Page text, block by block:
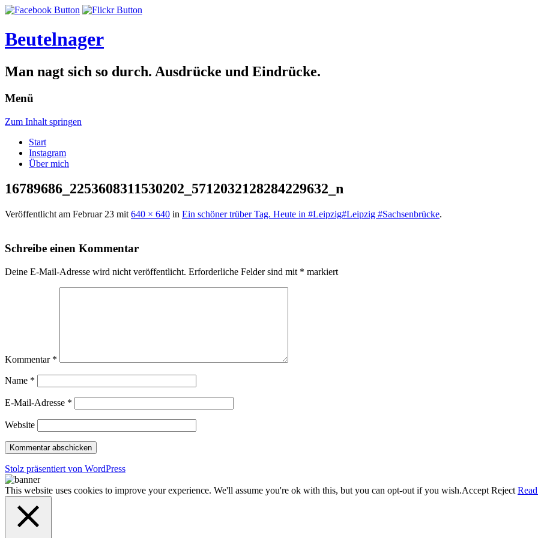
Beutelnager
Man nagt sich so durch. Ausdrücke und Eindrücke.
Menü
Zum Inhalt springen
Start
Instagram
Über mich
16789686_2253608311530202_5712032128284229632_n
Veröffentlicht am Februar 23 mit 640 × 640 in Ein schöner trüber Tag. Heute in #Leipzig#Leipzig #Sachsenbrücke.
Schreibe einen Kommentar
Deine E-Mail-Adresse wird nicht veröffentlicht. Erforderliche Felder sind mit * markiert
Kommentar *
Name *
E-Mail-Adresse *
Website
Stolz präsentiert von WordPress
This website uses cookies to improve your experience. We'll assume you're ok with this, but you can opt-out if you wish.Accept Reject